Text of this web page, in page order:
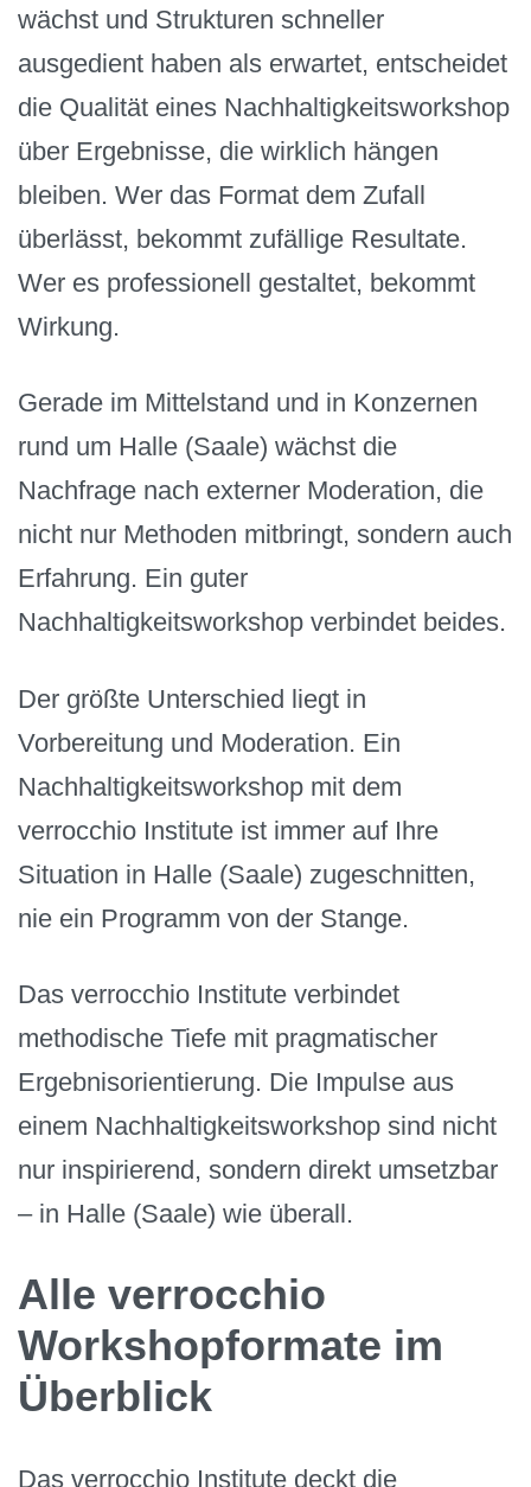
wächst und Strukturen schneller
ausgedient haben als erwartet, entscheidet
die Qualität eines Nachhaltigkeitsworkshop
über Ergebnisse, die wirklich hängen
bleiben. Wer das Format dem Zufall
überlässt, bekommt zufällige Resultate.
Wer es professionell gestaltet, bekommt
Wirkung.
Gerade im Mittelstand und in Konzernen
rund um Halle (Saale) wächst die
Nachfrage nach externer Moderation, die
nicht nur Methoden mitbringt, sondern auch
Erfahrung. Ein guter
Nachhaltigkeitsworkshop verbindet beides.
Der größte Unterschied liegt in
Vorbereitung und Moderation. Ein
Nachhaltigkeitsworkshop mit dem
verrocchio Institute ist immer auf Ihre
Situation in Halle (Saale) zugeschnitten,
nie ein Programm von der Stange.
Das verrocchio Institute verbindet
methodische Tiefe mit pragmatischer
Ergebnisorientierung. Die Impulse aus
einem Nachhaltigkeitsworkshop sind nicht
nur inspirierend, sondern direkt umsetzbar
– in Halle (Saale) wie überall.
Alle verrocchio
Workshopformate im
Überblick
Das verrocchio Institute deckt die